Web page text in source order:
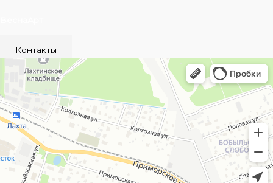
Контакты